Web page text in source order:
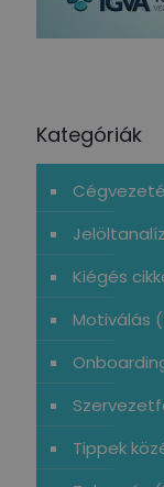
Kategóriák
Kiégés
Motiválás
Tippek